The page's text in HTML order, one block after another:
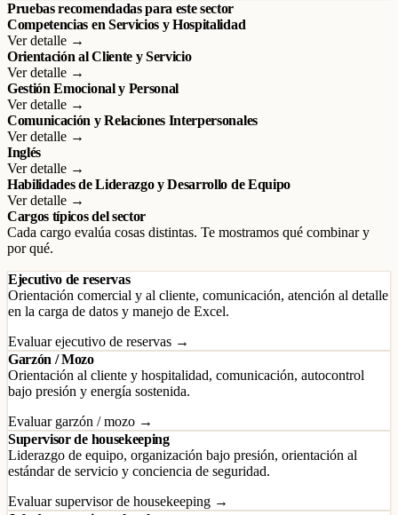
Pruebas recomendadas para este sector
Competencias en Servicios y Hospitalidad
Ver detalle →
Orientación al Cliente y Servicio
Ver detalle →
Gestión Emocional y Personal
Ver detalle →
Comunicación y Relaciones Interpersonales
Ver detalle →
Inglés
Ver detalle →
Habilidades de Liderazgo y Desarrollo de Equipo
Ver detalle →
Cargos típicos del sector
Cada cargo evalúa cosas distintas. Te mostramos qué combinar y
por qué.
Ejecutivo de reservas
Orientación comercial y al cliente, comunicación, atención al detalle
en la carga de datos y manejo de Excel.
Evaluar ejecutivo de reservas →
Garzón / Mozo
Orientación al cliente y hospitalidad, comunicación, autocontrol
bajo presión y energía sostenida.
Evaluar garzón / mozo →
Supervisor de housekeeping
Liderazgo de equipo, organización bajo presión, orientación al
estándar de servicio y conciencia de seguridad.
Evaluar supervisor de housekeeping →